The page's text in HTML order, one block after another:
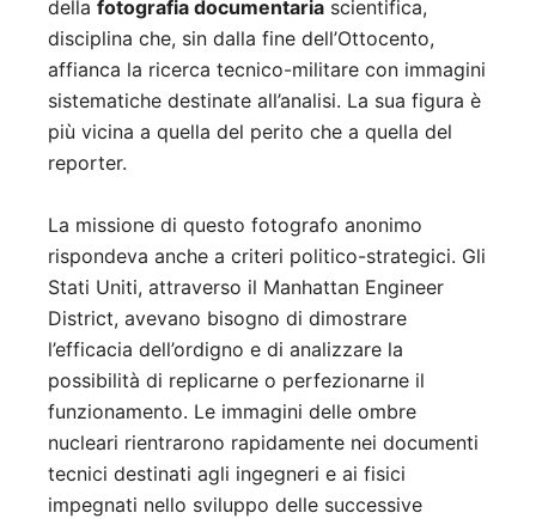
della fotografia documentaria scientifica,
disciplina che, sin dalla fine dell’Ottocento,
affianca la ricerca tecnico-militare con immagini
sistematiche destinate all’analisi. La sua figura è
più vicina a quella del perito che a quella del
reporter.
La missione di questo fotografo anonimo
rispondeva anche a criteri politico-strategici. Gli
Stati Uniti, attraverso il Manhattan Engineer
District, avevano bisogno di dimostrare
l’efficacia dell’ordigno e di analizzare la
possibilità di replicarne o perfezionarne il
funzionamento. Le immagini delle ombre
nucleari rientrarono rapidamente nei documenti
tecnici destinati agli ingegneri e ai fisici
impegnati nello sviluppo delle successive